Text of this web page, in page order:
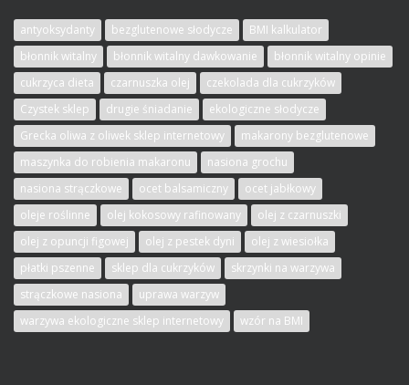
antyoksydanty bezglutenowe słodycze
BMI kalkulator
błonnik witalny
błonnik witalny dawkowanie
błonnik witalny opinie
cukrzyca dieta
czarnuszka olej
czekolada dla cukrzyków
Czystek sklep
drugie śniadanie
ekologiczne słodycze
Grecka oliwa z oliwek sklep internetowy
makarony bezglutenowe
maszynka do robienia makaronu
nasiona grochu
nasiona strączkowe
ocet balsamiczny
ocet jabłkowy
oleje roślinne
olej kokosowy rafinowany
olej z czarnuszki
olej z opuncji figowej
olej z pestek dyni
olej z wiesiołka
płatki pszenne
sklep dla cukrzyków
skrzynki na warzywa
strączkowe nasiona
uprawa warzyw
warzywa ekologiczne sklep internetowy
wzór na BMI